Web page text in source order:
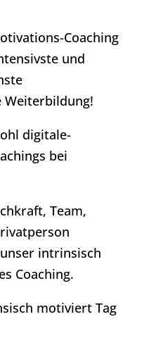
Coaching
und
Weiterbildung!
digitale-
bei
Team,
intrinsisch
Coaching.
motiviert Tag